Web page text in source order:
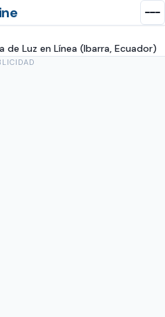
Luz en Línea (Ibarra, Ecuador)